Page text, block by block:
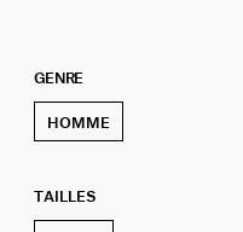
GENRE
HOMME
TAILLES